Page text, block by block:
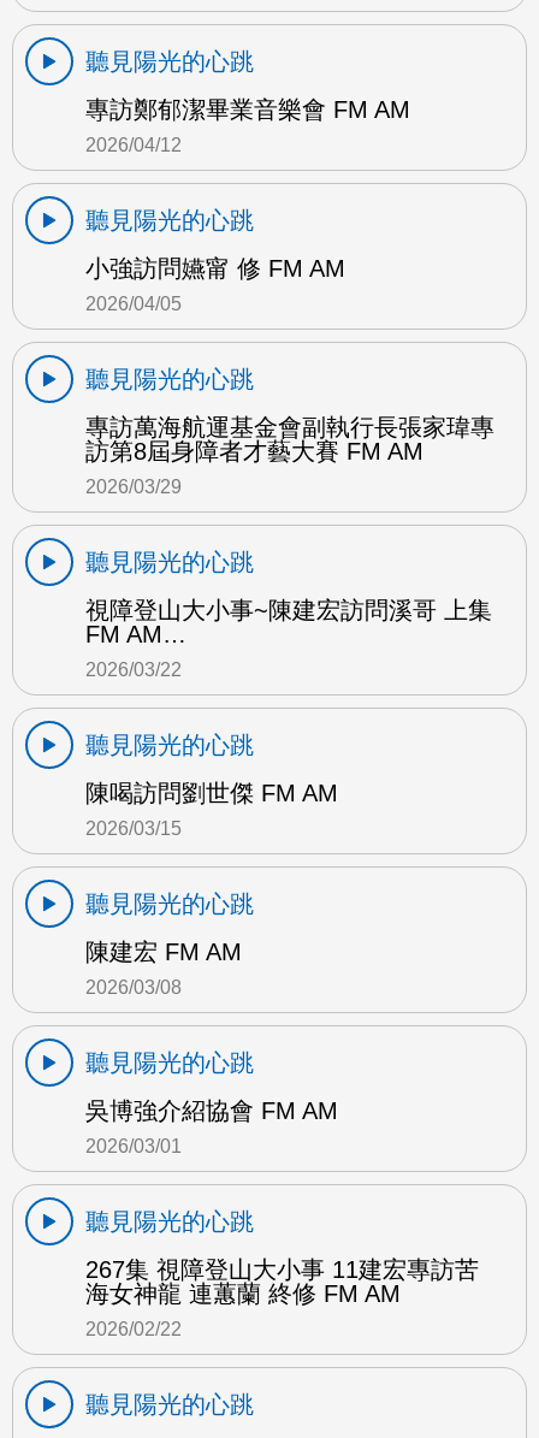
聽見陽光的心跳
專訪鄭郁潔畢業音樂會 FM AM
2026/04/12
聽見陽光的心跳
小強訪問嬿甯 修 FM AM
2026/04/05
聽見陽光的心跳
專訪萬海航運基金會副執行長張家瑋專
訪第8屆身障者才藝大賽 FM AM
2026/03/29
聽見陽光的心跳
視障登山大小事~陳建宏訪問溪哥 上集
FM AM…
2026/03/22
聽見陽光的心跳
陳喝訪問劉世傑 FM AM
2026/03/15
聽見陽光的心跳
陳建宏 FM AM
2026/03/08
聽見陽光的心跳
吳博強介紹協會 FM AM
2026/03/01
聽見陽光的心跳
267集 視障登山大小事 11建宏專訪苦
海女神龍 連蕙蘭 終修 FM AM
2026/02/22
聽見陽光的心跳